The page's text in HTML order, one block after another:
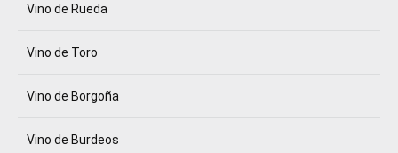
Vino de Rueda
Vino de Toro
Vino de Borgoña
Vino de Burdeos